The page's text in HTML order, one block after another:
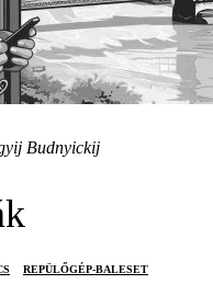
Budnyickij
REPÜLŐGÉP-BALESET